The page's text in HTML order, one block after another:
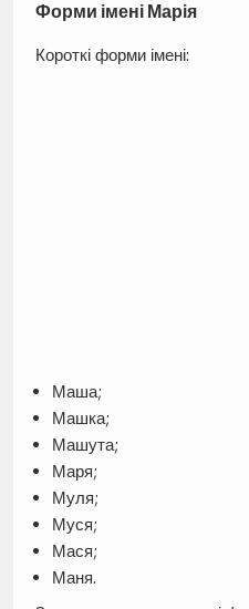
Форми імені Марія
Короткі форми імені:
Маша;
Машка;
Машута;
Маря;
Муля;
Муся;
Мася;
Маня.